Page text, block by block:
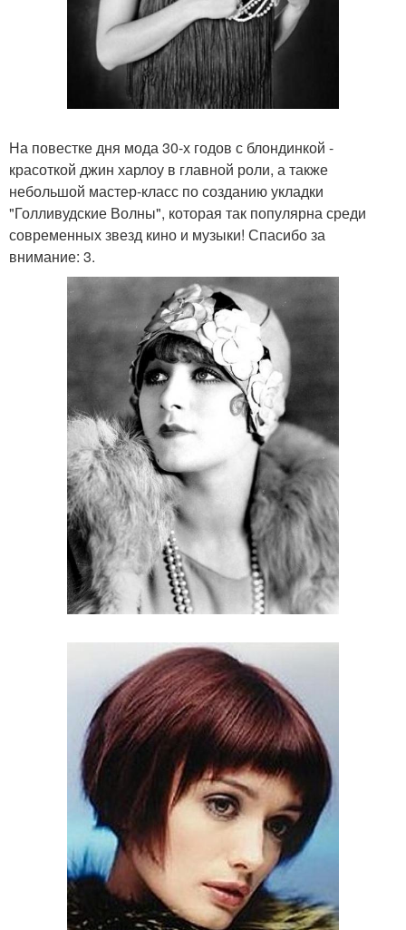
На повестке дня мода 30-х годов с блондинкой -
красоткой джин харлоу в главной роли, а также
небольшой мастер-класс по созданию укладки
"Голливудские Волны", которая так популярна среди
современных звезд кино и музыки! Спасибо за
внимание: 3.